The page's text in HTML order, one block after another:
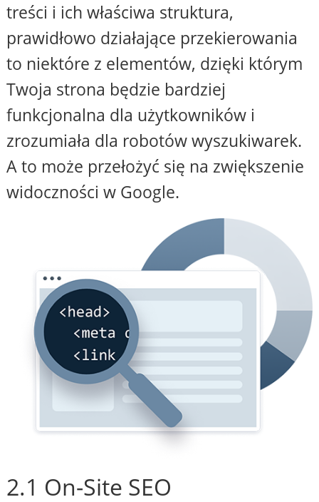
treści i ich właściwa struktura,
prawidłowo działające przekierowania
to niektóre z elementów, dzięki którym
Twoja strona będzie bardziej
funkcjonalna dla użytkowników i
zrozumiała dla robotów wyszukiwarek.
A to może przełożyć się na zwiększenie
widoczności w Google.
2.1 On-Site SEO